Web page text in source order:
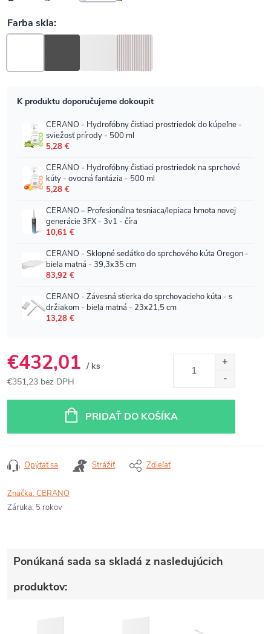
€432,01 / ks
€351,23 bez DPH
PRIDAŤ DO KOŠÍKA
Opýtať sa Strážiť Zdieľať
Značka:CERANO
Záruka: 5 rokov
Ponúkaná sada sa skladá z nasledujúcich
produktov: